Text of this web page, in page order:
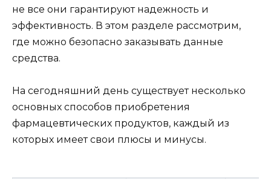
не все они гарантируют надежность и
эффективность. В этом разделе рассмотрим,
где можно безопасно заказывать данные
средства.
На сегодняшний день существует несколько
основных способов приобретения
фармацевтических продуктов, каждый из
которых имеет свои плюсы и минусы.